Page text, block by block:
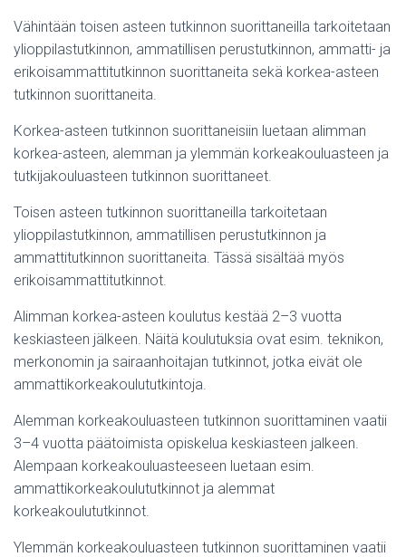
Vähintään toisen asteen tutkinnon suorittaneilla tarkoitetaan
ylioppilastutkinnon, ammatillisen perustutkinnon, ammatti- ja
erikoisammattitutkinnon suorittaneita sekä korkea-asteen
tutkinnon suorittaneita.
Korkea-asteen tutkinnon suorittaneisiin luetaan alimman
korkea-asteen, alemman ja ylemmän korkeakouluasteen ja
tutkijakouluasteen tutkinnon suorittaneet.
Toisen asteen tutkinnon suorittaneilla tarkoitetaan
ylioppilastutkinnon, ammatillisen perustutkinnon ja
ammattitutkinnon suorittaneita. Tässä sisältää myös
erikoisammattitutkinnot.
Alimman korkea-asteen koulutus kestää 2–3 vuotta
keskiasteen jälkeen. Näitä koulutuksia ovat esim. teknikon,
merkonomin ja sairaanhoitajan tutkinnot, jotka eivät ole
ammattikorkeakoulututkintoja.
Alemman korkeakouluasteen tutkinnon suorittaminen vaatii
3–4 vuotta päätoimista opiskelua keskiasteen jalkeen.
Alempaan korkeakouluasteeseen luetaan esim.
ammattikorkeakoulututkinnot ja alemmat
korkeakoulututkinnot.
Ylemmän korkeakouluasteen tutkinnon suorittaminen vaatii